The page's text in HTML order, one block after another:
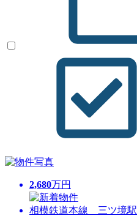
2,680万円
相模鉄道本線 三ツ境駅